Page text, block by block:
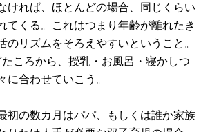
ければ、ほとんどの場合、同じくらい
てくる。これはつまり年齢が離れたき
のリズムをそろえやすいということ。
ころから、授乳・お風呂・寝かしつ
に合わせていこう。
初の数カ月はパパ、もしくは誰か家族